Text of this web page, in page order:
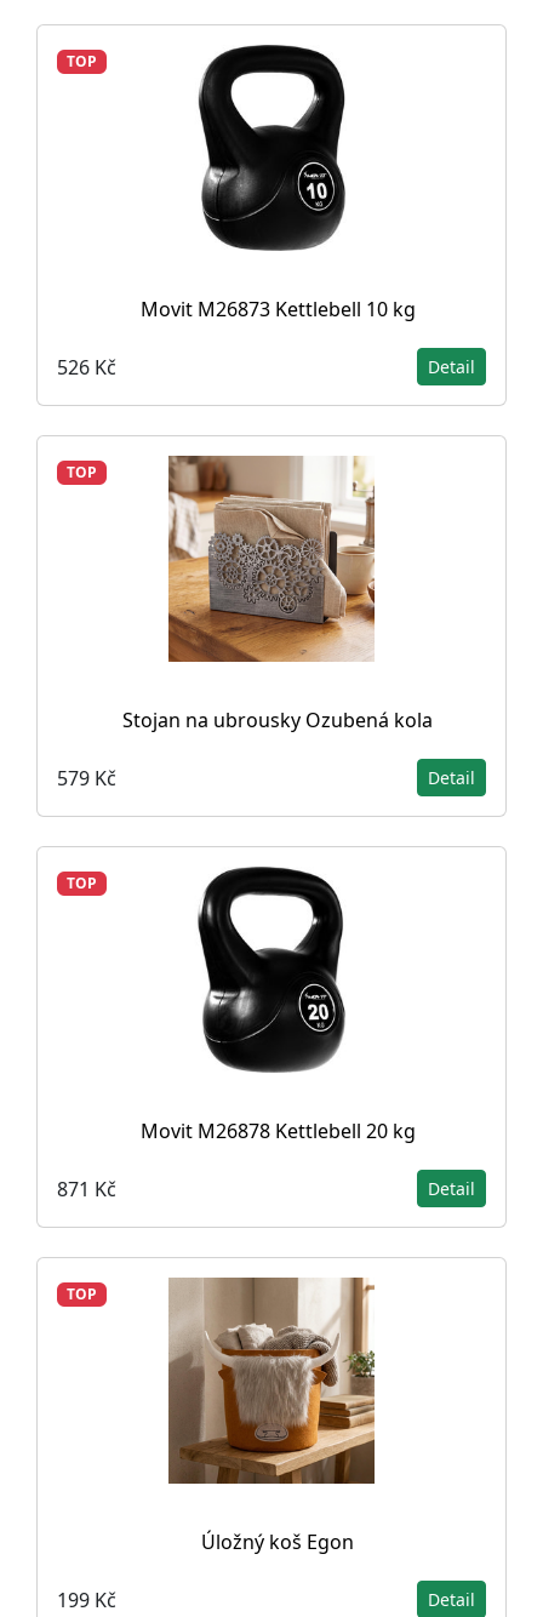
TOP
Movit M26873 Kettlebell 10 kg
526 Kč Detail
TOP
Stojan na ubrousky Ozubená kola
579 Kč Detail
TOP
Movit M26878 Kettlebell 20 kg
871 Kč Detail
TOP
Úložný koš Egon
199 Kč Detail